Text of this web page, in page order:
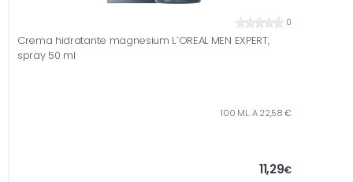
0
Crema hidratante magnesium L`OREAL MEN EXPERT,
spray 50 ml
100 ML. A 22,58 €
11,29€